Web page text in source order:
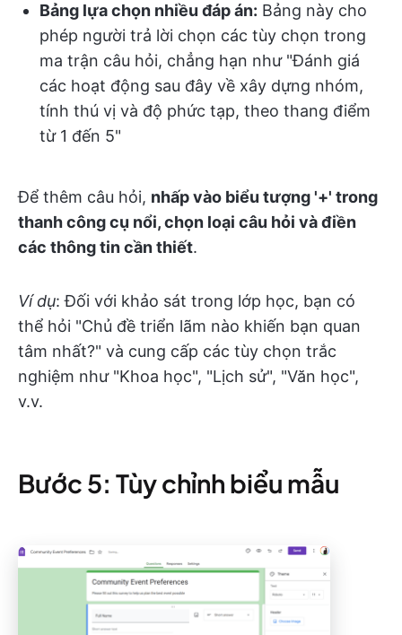
Bảng lựa chọn nhiều đáp án: Bảng này cho
phép người trả lời chọn các tùy chọn trong
ma trận câu hỏi, chẳng hạn như "Đánh giá
các hoạt động sau đây về xây dựng nhóm,
tính thú vị và độ phức tạp, theo thang điểm
từ 1 đến 5"
Để thêm câu hỏi, nhấp vào biểu tượng '+' trong
thanh công cụ nổi, chọn loại câu hỏi và điền
các thông tin cần thiết.
Ví dụ: Đối với khảo sát trong lớp học, bạn có
thể hỏi "Chủ đề triển lãm nào khiến bạn quan
tâm nhất?" và cung cấp các tùy chọn trắc
nghiệm như "Khoa học", "Lịch sử", "Văn học",
v.v.
Bước 5: Tùy chỉnh biểu mẫu